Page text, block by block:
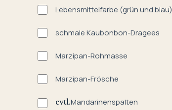
Lebensmittelfarbe (grün und blau)
schmale Kaubonbon-Dragees
Marzipan-Rohmasse
Marzipan-Frösche
evtl.Mandarinenspalten